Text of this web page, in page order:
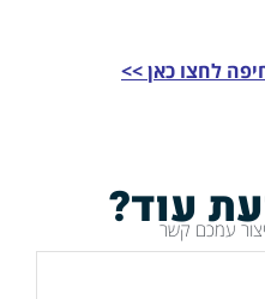
עוד?
עמכם קשר